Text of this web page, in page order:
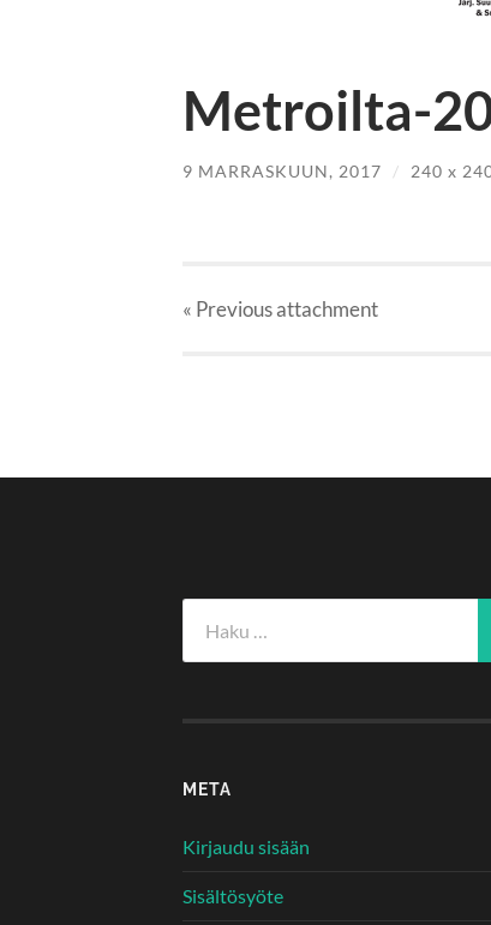
Metroilta-
9 MARRASKUUN, 2017 / 240 x
« Previousattachment
META
Kirjaudu sisään
Sisältösyöte